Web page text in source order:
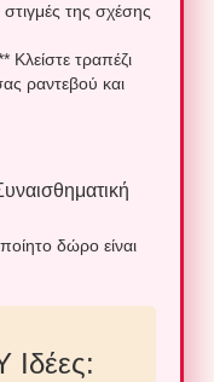
της σχέσης
τραπέζι
ραντεβού και
δώρο είναι
Ιδέες: